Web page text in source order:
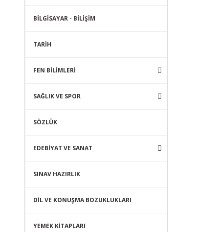
BİLGİSAYAR - BİLİŞİM
TARİH
FEN BİLİMLERİ
SAĞLIK VE SPOR
SÖZLÜK
EDEBİYAT VE SANAT
SINAV HAZIRLIK
DİL VE KONUŞMA BOZUKLUKLARI
YEMEK KİTAPLARI